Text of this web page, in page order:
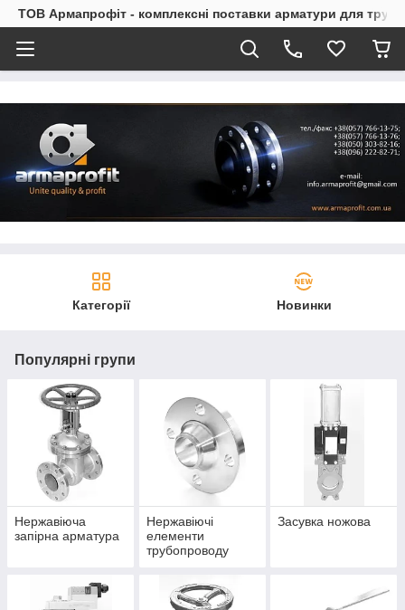
ТОВ Армапрофіт - комплексні поставки арматури для
Категорії Новинки
Популярні групи
Нержавіюча
запірна арматура
Нержавіючі
елементи
трубопроводу
Засувка ножова